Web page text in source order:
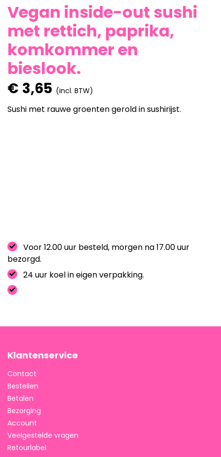
Vegan inside-out sushi
met rettich, paprika,
komkommer en
bieslook.
€ 3,65 (incl. BTW)
Sushi met rauwe groenten gerold in sushirijst.
Voor 12.00 uur besteld, morgen na 17.00 uur
bezorgd.
24 uur koel in eigen verpakking.
Klantenservice
Contact
Bestellen
Betalen
Bezorging
Account
Veelgestelde vragen
Retourlabel